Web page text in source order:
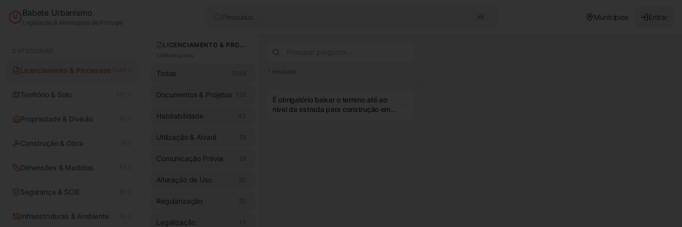
Babete Urbanismo
Legislação & Municípios de Portugal
Pesquisar... ⌘K Municípios Entrar
Licenciamento & Processos
Território & Solo
Propriedade & Divisão
Construção & Obra
Dimensões & Medidas
Segurança & SCIE
Infraestruturas & Ambiente
LICENCIAMENTO & PROCESSOS
1346 perguntas
Todas 1346
Documentos & Projetos 138
Habitabilidade 43
Utilização & Alvará 29
Comunicação Prévia 29
Alteração de Uso 20
Regularização 20
Legalização 13
1 resultados
É obrigatório baixar o terreno até ao
nível da estrada para construção em